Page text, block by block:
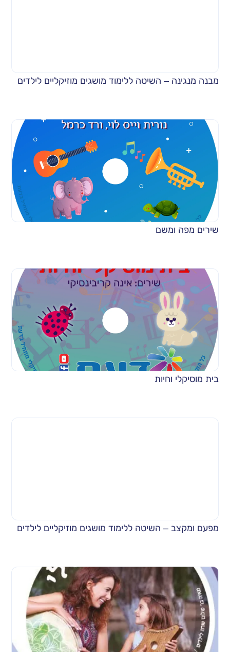
מבנה מנגינה – השיטה ללימוד מושגים מוזיקליים לילדים
שירים מפה ומשם
בית מוסיקלי וחיות
מפעם ומקצב – השיטה ללימוד מושגים מוזיקליים לילדים